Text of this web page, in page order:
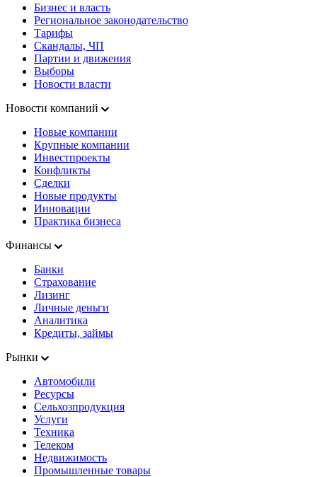
Бизнес и власть
Региональное законодательство
Тарифы
Скандалы, ЧП
Партии и движения
Выборы
Новости власти
Новости компаний
Новые компании
Крупные компании
Инвестпроекты
Конфликты
Сделки
Новые продукты
Инновации
Практика бизнеса
Финансы
Банки
Страхование
Лизинг
Личные деньги
Аналитика
Кредиты, займы
Рынки
Автомобили
Ресурсы
Сельхозпродукция
Услуги
Техника
Телеком
Недвижимость
Промышленные товары